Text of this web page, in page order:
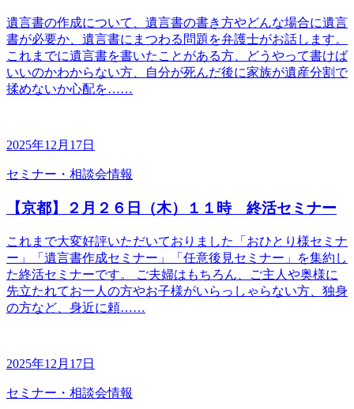
遺言書の作成について、遺言書の書き方やどんな場合に遺言
書が必要か、遺言書にまつわる問題を弁護士がお話します。
これまでに遺言書を書いたことがある方、どうやって書けば
いいのかわからない方、自分が死んだ後に家族が遺産分割で
揉めないか心配を……
2025年12月17日
セミナー・相談会情報
【京都】２月２６日（木）１１時 終活セミナー
これまで大変好評いただいておりました「おひとり様セミナ
ー」「遺言書作成セミナー」「任意後見セミナー」を集約し
た終活セミナーです。 ご夫婦はもちろん、ご主人や奥様に
先立たれてお一人の方やお子様がいらっしゃらない方、独身
の方など、身近に頼……
2025年12月17日
セミナー・相談会情報